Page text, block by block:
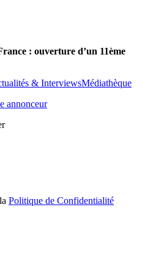
: ouverture d’un 11ème
& InterviewsMédiathèque
annonceur
Politique de Confidentialité